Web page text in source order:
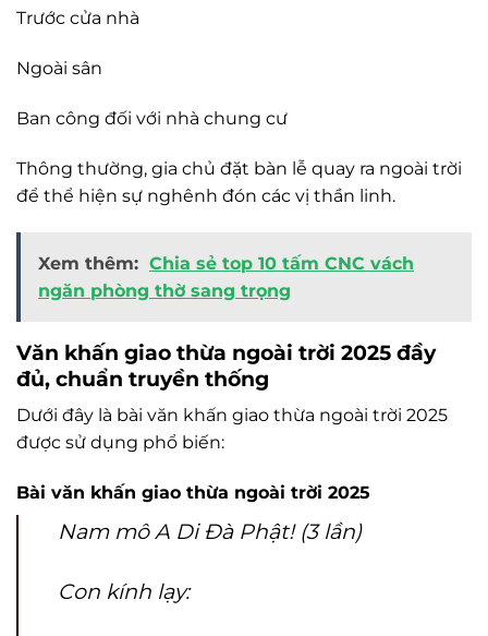
Trước cửa nhà
Ngoài sân
Ban công đối với nhà chung cư
Thông thường, gia chủ đặt bàn lễ quay ra ngoài trời
để thể hiện sự nghênh đón các vị thần linh.
Xem thêm: Chia sẻ top 10 tấm CNC vách
ngăn phòng thờ sang trọng
Văn khấn giao thừa ngoài trời 2025 đầy
đủ, chuẩn truyền thống
Dưới đây là bài văn khấn giao thừa ngoài trời 2025
được sử dụng phổ biến:
Bài văn khấn giao thừa ngoài trời 2025
Nam mô A Di Đà Phật! (3 lần)
Con kính lạy: